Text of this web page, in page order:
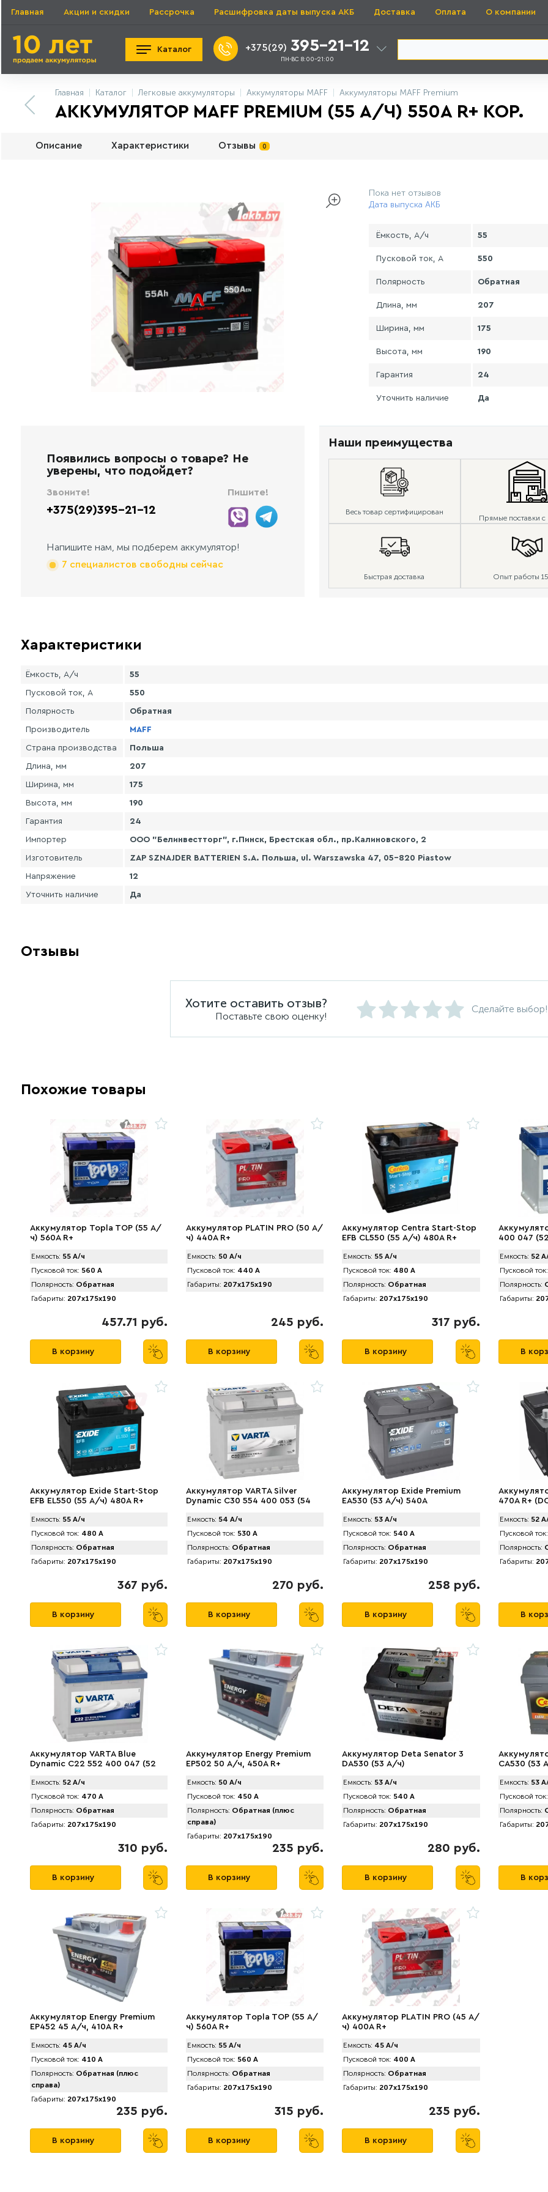
Главная Акции и скидки Рассрочка Расшифровка даты выпуска АКБ Доставка Оплата О компании
Каталог +375(29) 395-21-12
ПН-ВС 8:00-21:00
Главная Каталог Легковые аккумуляторы Аккумуляторы MAFF Аккумуляторы MAFF Premium
АККУМУЛЯТОР MAFF PREMIUM (55 А/Ч) 550А R+ КОР.
Описание Характеристики Отзывы 0
Пока нет отзывов
Дата выпуска АКБ
Ёмкость, А/ч 55
Пусковой ток, А 550
Полярность Обратная
Длина, мм 207
Ширина, мм 175
Высота, мм 190
Гарантия 24
Уточнить наличие Да
Появились вопросы о товаре? Не
уверены, что подойдет?
Звоните!
+375(29)395-21-12
Пишите!
Напишите нам, мы подберем аккумулятор!
7 специалистов свободны сейчас
Наши преимущества
Весь товар сертифицирован
Прямые поставки с
Быстрая доставка Опыт работы
Характеристики
Ёмкость, А/ч 55
Пусковой ток, А 550
Полярность Обратная
Производитель MAFF
Страна производства Польша
Длина, мм 207
Ширина, мм 175
Высота, мм 190
Гарантия 24
Импортер ООО "Белинвестторг", г.Пинск, Брестская обл., пр.Калиновского, 2
Изготовитель ZAP SZNAJDER BATTERIEN S.A. Польша, ul. Warszawska 47, 05-820 Piastow
Напряжение 12
Уточнить наличие Да
Отзывы
Хотите оставить отзыв?
Поставьте свою оценку!
Сделайте выбор!
Похожие товары
Аккумулятор Topla TOP (55 А/
ч) 560A R+
Емкость: 55 А/ч
Пусковой ток: 560 А
Полярность: Обратная
Габариты: 207x175x190
457.71 руб.
В корзину
Аккумулятор PLATIN PRO (50 А/
ч) 440A R+
Емкость: 50 А/ч
Пусковой ток: 440 А
Габариты: 207x175x190
245 руб.
В корзину
Аккумулятор Centra Start-Stop
EFB CL550 (55 А/ч) 480A R+
Емкость: 55 А/ч
Пусковой ток: 480 А
Полярность: Обратная
Габариты: 207x175x190
317 руб.
В корзину
400 047
Емкость: 52
Пусковой ток:
Полярность:
Габариты:
В
Аккумулятор Exide Start-Stop
EFB EL550 (55 А/ч) 480A R+
Емкость: 55 А/ч
Пусковой ток: 480 А
Полярность: Обратная
Габариты: 207x175x190
367 руб.
В корзину
Аккумулятор VARTA Silver
Dynamic C30 554 400 053 (54
Емкость: 54 А/ч
Пусковой ток: 530 А
Полярность: Обратная
Габариты: 207x175x190
270 руб.
В корзину
Аккумулятор Exide Premium
EA530 (53 А/ч) 540A
Емкость: 53 А/ч
Пусковой ток: 540 А
Полярность: Обратная
Габариты: 207x175x190
258 руб.
В корзину
470A R+
Емкость: 52
Пусковой ток:
Полярность:
Габариты:
В
Аккумулятор VARTA Blue
Dynamic C22 552 400 047 (52
Емкость: 52 А/ч
Пусковой ток: 470 А
Полярность: Обратная
Габариты: 207x175x190
310 руб.
В корзину
Аккумулятор Energy Premium
EP502 50 А/ч, 450A R+
Емкость: 50 А/ч
Пусковой ток: 450 А
Полярность: Обратная (плюс
справа)
Габариты: 207x175x190
235 руб.
В корзину
Аккумулятор Deta Senator 3
DA530 (53 А/ч)
Емкость: 53 А/ч
Пусковой ток: 540 А
Полярность: Обратная
Габариты: 207x175x190
280 руб.
В корзину
CA530 (53
Емкость: 53
Пусковой ток:
Полярность:
Габариты:
В
Аккумулятор Energy Premium
EP452 45 А/ч, 410A R+
Емкость: 45 А/ч
Пусковой ток: 410 А
Полярность: Обратная (плюс
справа)
Габариты: 207x175x190
235 руб.
В корзину
Аккумулятор Tоpla TOP (55 А/
ч) 560A R+
Емкость: 55 А/ч
Пусковой ток: 560 А
Полярность: Обратная
Габариты: 207x175x190
315 руб.
В корзину
Аккумулятор PLАTIN PRO (45 А/
ч) 400A R+
Емкость: 45 А/ч
Пусковой ток: 400 А
Полярность: Обратная
Габариты: 207x175x190
235 руб.
В корзину